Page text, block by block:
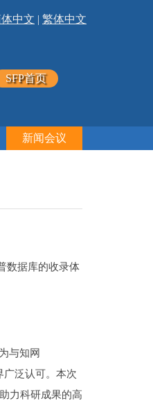
中文 | 繁体中文
SFP首页
新闻会议
数据库的收录体
与知网
广泛认可。本次
力科研成果的高